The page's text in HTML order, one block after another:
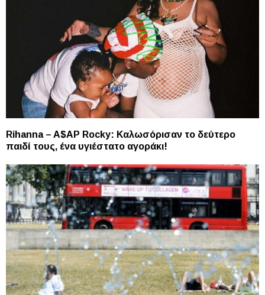
Rihanna – A$AP Rocky: Καλωσόρισαν το δεύτερο
παιδί τους, ένα υγιέστατο αγοράκι!